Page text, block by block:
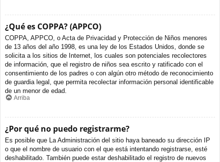
¿Qué es COPPA? (APPCO)
COPPA, APPCO, o Acta de Privacidad y Protección de Niños menores
de 13 años del año 1998, es una ley de los Estados Unidos, donde se
solicita a los sitios de Internet, los cuales son potenciales recolectores
de información, que el registro de niños sea escrito y ratificado con el
consentimiento de los padres o con algún otro método de reconocimiento
de guardia legal, que permita recolectar información personal identificable
de un menor de edad.
Arriba
¿Por qué no puedo registrarme?
Es posible que La Administración del sitio haya baneado su dirección IP
o que el nombre de usuario con el que está intentando registrarse, esté
deshabilitado. También puede estar deshabilitado el registro de nuevos